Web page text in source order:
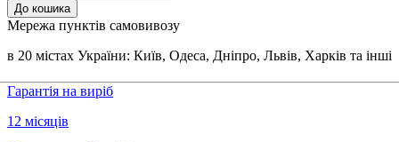
До кошика
Мережа пунктів самовивозу
в 20 містах України: Київ, Одеса, Дніпро, Львів, Харків та інші
Гарантія на виріб
12 місяців